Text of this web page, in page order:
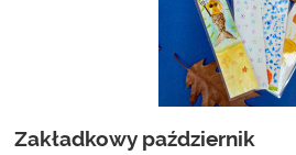
Zakładkowy październik